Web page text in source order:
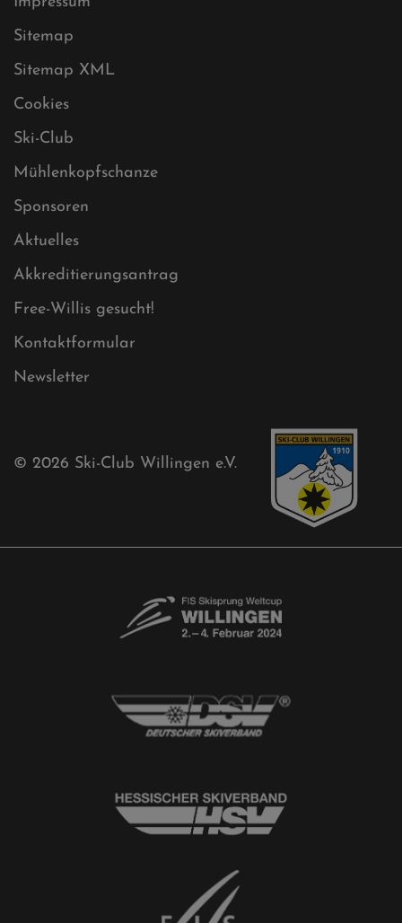
Impressum
Sitemap
Sitemap XML
Cookies
Ski-Club
Mühlenkopfschanze
Sponsoren
Aktuelles
Akkreditierungsantrag
Free-Willis gesucht!
Kontaktformular
Newsletter
© 2026 Ski-Club Willingen e.V.